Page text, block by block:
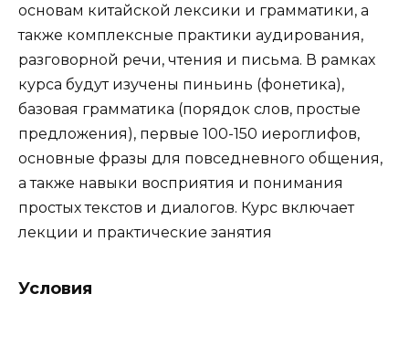
основам китайской лексики и грамматики, а
также комплексные практики аудирования,
разговорной речи, чтения и письма. В рамках
курса будут изучены пиньинь (фонетика),
базовая грамматика (порядок слов, простые
предложения), первые 100-150 иероглифов,
основные фразы для повседневного общения,
а также навыки восприятия и понимания
простых текстов и диалогов. Курс включает
лекции и практические занятия
Условия